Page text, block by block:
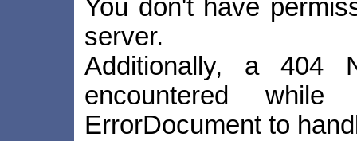
You don't have
server.
Additionally, a 404
encountered
ErrorDocument to